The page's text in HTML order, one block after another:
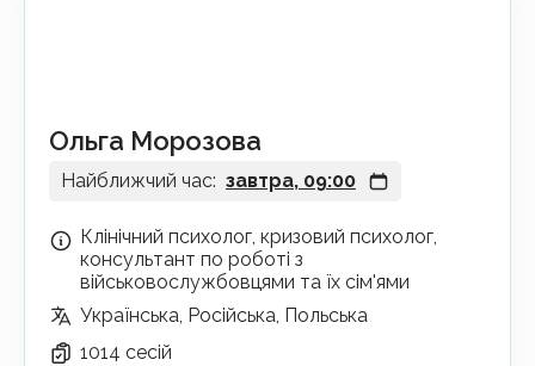
Ольга Морозова
Найближчий час: завтра, 09:00
Клінічний психолог, кризовий психолог,
консультант по роботі з
військовослужбовцями та їх сім'ями
Українська, Російська, Польська
1014 сесій